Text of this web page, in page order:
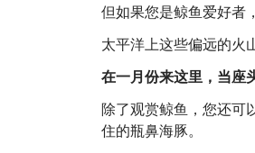
但如果您是鲸鱼爱好者
太平洋上这些偏远的火
在一月份来这里，当座
除了观赏鲸鱼，您还可
住的瓶鼻海豚。